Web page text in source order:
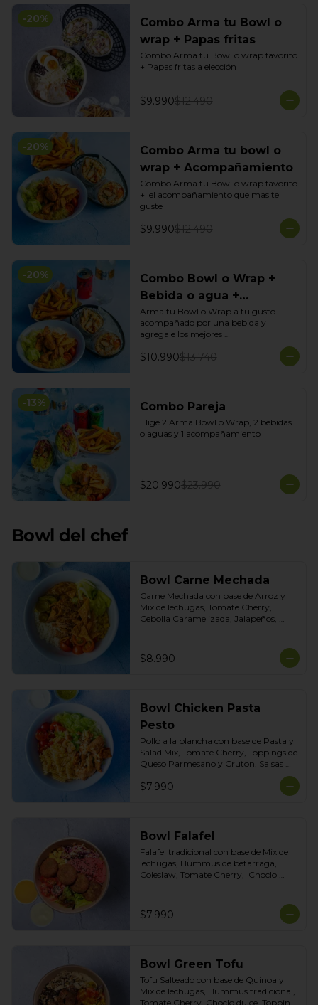
-20%
Combo Arma tu Bowl o
wrap + Papas fritas
Combo Arma tu Bowl o wrap favorito
+ Papas fritas a elección
$9.990$12.490
-20%
Combo Arma tu bowl o
wrap + Acompañamiento
Combo Arma tu Bowl o wrap favorito
+  el acompañamiento que mas te
guste
$9.990$12.490
-20%
Combo Bowl o Wrap +
Bebida o agua +
Acompañamiento
Arma tu Bowl o Wrap a tu gusto
acompañado por una bebida y
agregale los mejores
acompañamientos de Tasty Garden!
$10.990$13.740
-13% Combo Pareja
Elige 2 Arma Bowl o Wrap, 2 bebidas
o aguas y 1 acompañamiento
$20.990$23.990
Bowl del chef
Bowl Carne Mechada
Carne Mechada con base de Arroz y
Mix de lechugas, Tomate Cherry,
Cebolla Caramelizada, Jalapeños,
Salsa de Cilantro
$8.990
Bowl Chicken Pasta
Pesto
Pollo a la plancha con base de Pasta y
Salad Mix, Tomate Cherry, Toppings de
Queso Parmesano y Cruton. Salsas
$7.990
Bowl Falafel
Falafel tradicional con base de Mix de
lechugas, Hummus de betarraga,
Coleslaw, Tomate Cherry,  Choclo
$7.990
Bowl Green Tofu
Tofu Salteado con base de Quinoa y
Mix de lechugas, Hummus tradicional,
Tomate Cherry, Choclo dulce, Topping